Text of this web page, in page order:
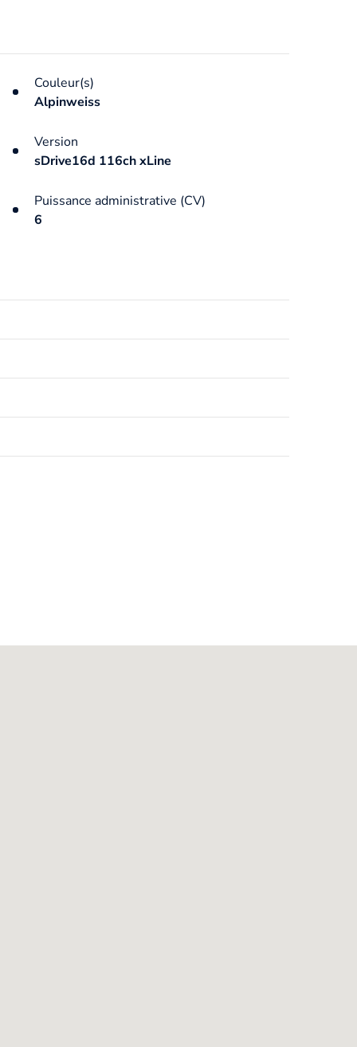
Couleur(s)
Alpinweiss
Version
sDrive16d 116ch xLine
Puissance administrative (CV)
6